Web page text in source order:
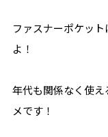
ファスナーポケッ
よ！
年代も関係なく使
メです！